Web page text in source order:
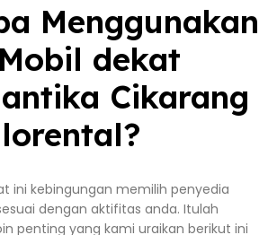
Menggunakan
dekat
Cikarang
ini kebingungan memilih penyedia
dengan aktifitas anda. Itulah
penting yang kami uraikan berikut ini